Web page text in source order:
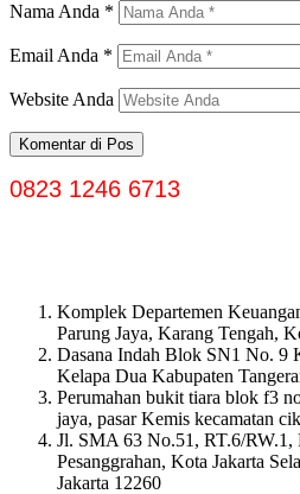
Nama Anda *
Email Anda *
Website Anda
0823 1246 6713
Komplek Departemen
Parung Jaya, Karang Tengah,
Dasana Indah Blok SN1 No. 9
Kelapa Dua Kabupaten
Perumahan bukit tiara blok f3
jaya, pasar Kemis kecamatan
Jl. SMA 63 No.51, RT.6/RW.1,
Pesanggrahan, Kota Jakarta
Jakarta 12260